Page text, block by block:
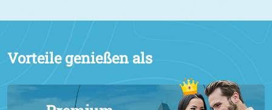
Vorteile genießen als